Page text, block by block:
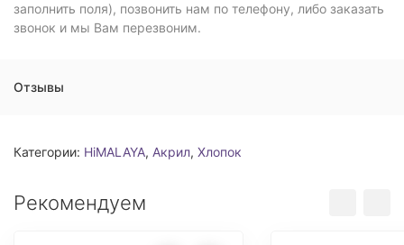
заполнить поля), позвонить нам по телефону, либо заказать
звонок и мы Вам перезвоним.
Отзывы
Категории: HiMALAYA, Акрил, Хлопок
Рекомендуем